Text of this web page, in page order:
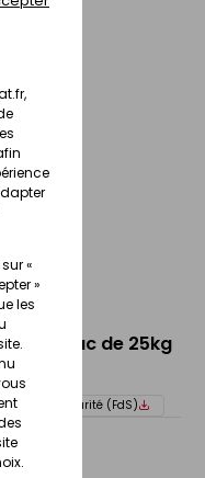
«
»
les
- sac de 25kg
Fiche de sécurité (FdS)